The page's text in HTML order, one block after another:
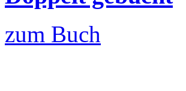
zum Buch